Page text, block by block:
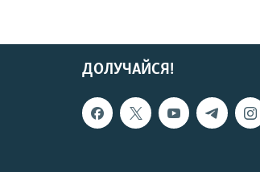
ДОЛУЧАЙСЯ!